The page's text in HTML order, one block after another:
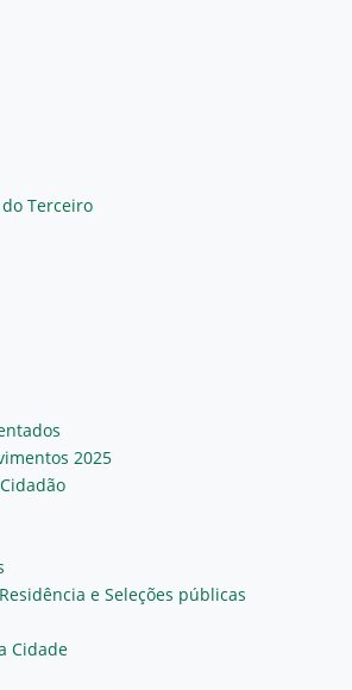
Terceiro
2025
e Seleções públicas
Cidade